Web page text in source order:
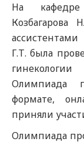
На
Г.Т. была
Олимпиада
формате,
приняли
Олимпиада